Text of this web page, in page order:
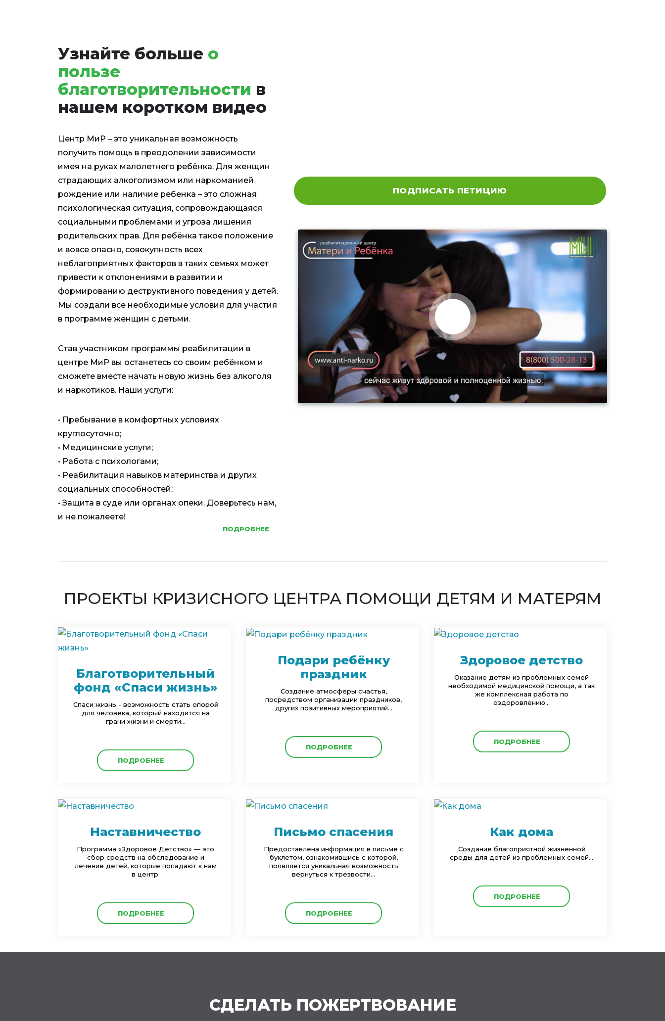
ДЕТЯМ «МИР»
Кризисный центр матери
и ребёнка «Мир»
Узнайте больше о
пользе
благотворительности в
нашем коротком видео
Центр МиР – это уникальная возможность
получить помощь в преодолении зависимости
имея на руках малолетнего ребёнка. Для женщин
страдающих алкоголизмом или наркоманией
рождение или наличие ребенка – это сложная
психологическая ситуация, сопровождающаяся
социальными проблемами и угроза лишения
родительских прав. Для ребёнка такое положение
и вовсе опасно, совокупность всех
неблагоприятных факторов в таких семьях может
привести к отклонениями в развитии и
формированию деструктивного поведения у детей.
Мы создали все необходимые условия для участия
в программе женщин с детьми.
Став участником программы реабилитации в
центре МиР вы останетесь со своим ребёнком и
сможете вместе начать новую жизнь без алкоголя
и наркотиков. Наши услуги:
• Пребывание в комфортных условиях
круглосуточно;
• Медицинские услуги;
• Работа с психологами;
• Реабилитация навыков материнства и других
социальных способностей;
• Защита в суде или органах опеки. Доверьтесь нам,
и не пожалеете!
ПОДРОБНЕЕ
ПОДПИСАТЬ ПЕТИЦИЮ
СДЕЛАТЬ ПОЖЕРТВОВАНИЕ
ПРОЕКТЫ КРИЗИСНОГО ЦЕНТРА ПОМОЩИ ДЕТЯМ И МАТЕРЯМ
Благотворительный
фонд «Спаси жизнь»
Cпаси жизнь - возможность стать опорой
для человека, который находится на
грани жизни и смерти...
ПОДРОБНЕЕ
Подари ребёнку
праздник
Создание атмосферы счастья,
посредством организации праздников,
других позитивных мероприятий...
ПОДРОБНЕЕ
Здоровое детство
Оказание детям из проблемных семей
необходимой медицинской помощи, а так
же комплексная работа по
оздоровлению...
ПОДРОБНЕЕ
Наставничество
Программа «Здоровое Детство» — это
сбор средств на обследование и
лечение детей, которые попадают к нам
в центр.
ПОДРОБНЕЕ
Письмо спасения
Предоставлена информация в письме с
буклетом, ознакомившись с которой,
появляется уникальная возможность
вернуться к трезвости...
ПОДРОБНЕЕ
Как дома
Создание благоприятной жизненной
среды для детей из проблемных семей...
ПОДРОБНЕЕ